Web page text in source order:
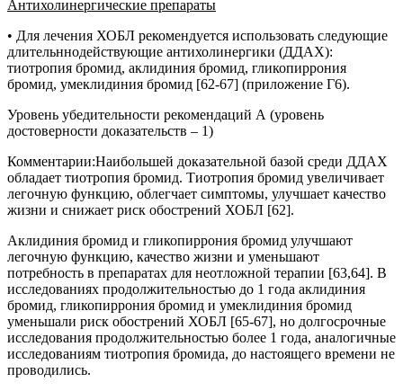
Антихолинергические препараты
• Для лечения ХОБЛ рекомендуется использовать следующие
длительннодействующие антихолинергики (ДДАХ):
тиотропия бромид, аклидиния бромид, гликопиррония
бромид, умеклидиния бромид [62-67] (приложение Г6).
Уровень убедительности рекомендаций А (уровень
достоверности доказательств – 1)
Комментарии:Наибольшей доказательной базой среди ДДАХ
обладает тиотропия бромид. Тиотропия бромид увеличивает
легочную функцию, облегчает симптомы, улучшает качество
жизни и снижает риск обострений ХОБЛ [62].
Аклидиния бромид и гликопиррония бромид улучшают
легочную функцию, качество жизни и уменьшают
потребность в препаратах для неотложной терапии [63,64]. В
исследованиях продолжительностью до 1 года аклидиния
бромид, гликопиррония бромид и умеклидиния бромид
уменьшали риск обострений ХОБЛ [65-67], но долгосрочные
исследования продолжительностью более 1 года, аналогичные
исследованиям тиотропия бромида, до настоящего времени не
проводились.